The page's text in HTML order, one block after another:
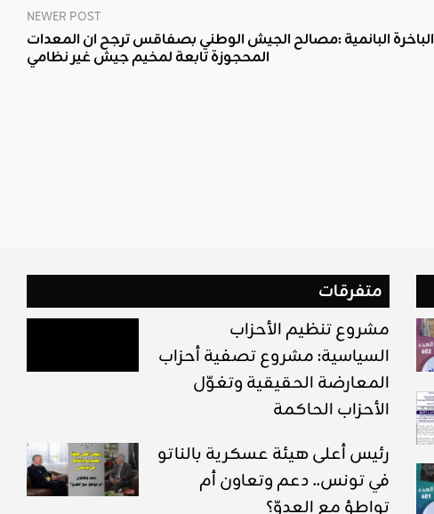
NEWER POST
الباخرة البانمية :مصالح الجيش الوطني بصفاقس ترجح ان المعدات
المحجوزة تابعة لمخيم جيش غير نظامي
متفرقات
مشروع تنظيم الأحزاب
السياسية: مشروع تصفية أحزاب
المعارضة الحقيقية وتغوّل
الأحزاب الحاكمة
رئيس أعلى هيئة عسكرية بالناتو
في تونس.. دعم وتعاون أم
تواطؤ مع العدوّ؟